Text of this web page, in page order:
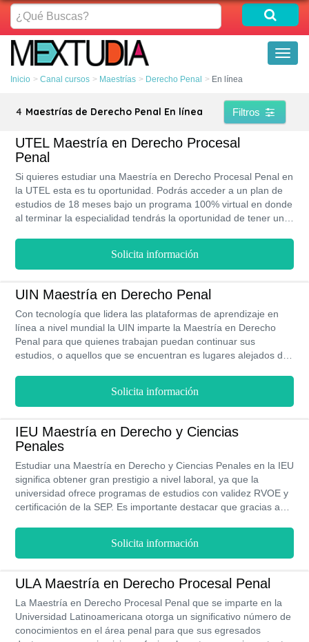
¿Qué
Buscas?
Inicio Canal cursos Maestrías Derecho Penal En línea
4 Maestrías de Derecho Penal En línea Filtros
UTEL Maestría en Derecho Procesal
Penal
Si quieres estudiar una Maestría en Derecho Procesal Penal en
la UTEL esta es tu oportunidad. Podrás acceder a un plan de
estudios de 18 meses bajo un programa 100% virtual en donde
al terminar la especialidad tendrás la oportunidad de tener una
Solicita información
UIN Maestría en Derecho Penal
Con tecnología que lidera las plataformas de aprendizaje en
línea a nivel mundial la UIN imparte la Maestría en Derecho
Penal para que quienes trabajan puedan continuar sus
estudios, o aquellos que se encuentran es lugares alejados de
para disminuir el monto de las colegiaturas, tus profesores son
de la más reconocida formación academia y tu educación a lo
largo de los 5 cuatrimestres que cursarás contará con validez
oficial por la SEP.
Solicita información
IEU Maestría en Derecho y Ciencias
Penales
Estudiar una Maestría en Derecho y Ciencias Penales en la IEU
significa obtener gran prestigio a nivel laboral, ya que la
universidad ofrece programas de estudios con validez RVOE y
certificación de la SEP. Es importante destacar que gracias a
Solicita información
ULA Maestría en Derecho Procesal Penal
La Maestría en Derecho Procesal Penal que se imparte en la
Universidad Latinoamericana otorga un significativo número de
conocimientos en el área penal para que sus egresados